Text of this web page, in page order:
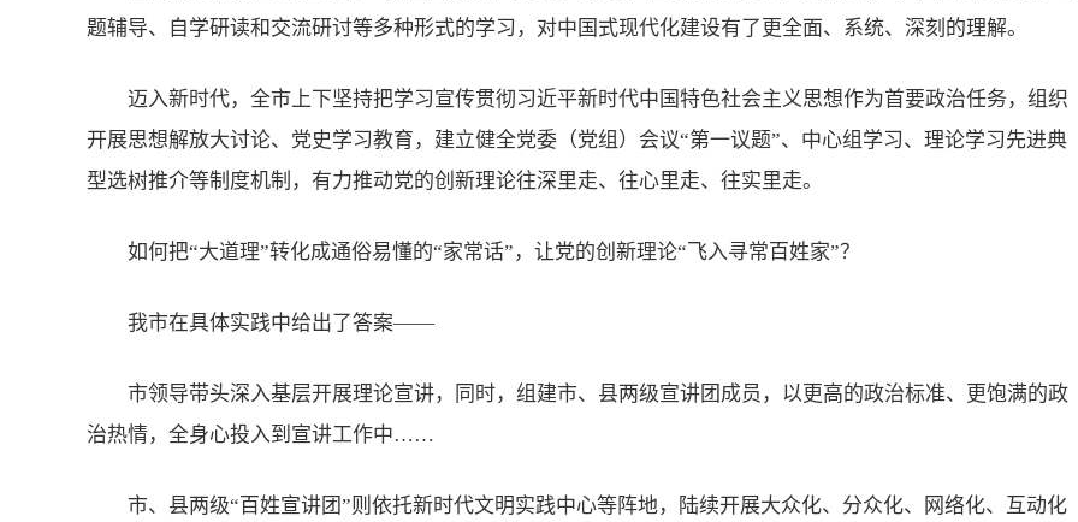
题辅导、自学研读和交流研讨等多种形式的学习，对中国式现代化建设有了更全面、系统、深刻的理解。
迈入新时代，全市上下坚持把学习宣传贯彻习近平新时代中国特色社会主义思想作为首要政治任务，组织
开展思想解放大讨论、党史学习教育，建立健全党委（党组）会议“第一议题”、中心组学习、理论学习先进典
型选树推介等制度机制，有力推动党的创新理论往深里走、往心里走、往实里走。
如何把“大道理”转化成通俗易懂的“家常话”，让党的创新理论“飞入寻常百姓家”？
我市在具体实践中给出了答案——
市领导带头深入基层开展理论宣讲，同时，组建市、县两级宣讲团成员，以更高的政治标准、更饱满的政
治热情，全身心投入到宣讲工作中……
市、县两级“百姓宣讲团”则依托新时代文明实践中心等阵地，陆续开展大众化、分众化、网络化、互动化